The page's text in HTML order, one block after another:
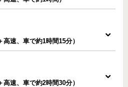
高速、車で約1時間15分）
高速、車で約2時間30分）